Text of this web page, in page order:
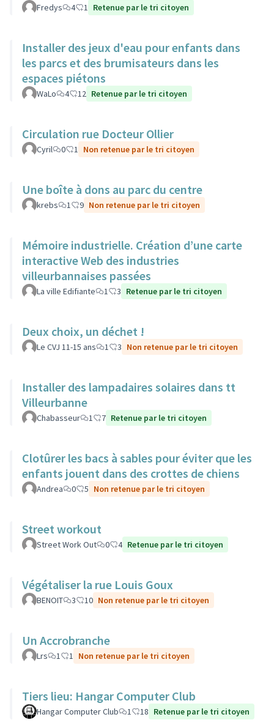
Fredys 4 1 Retenue par le tri citoyen
Installer des jeux d'eau pour enfants dans
les parcs et des brumisateurs dans les
espaces piétons
WaLo 4 12 Retenue par le tri citoyen
Circulation rue Docteur Ollier
Cyril 0 1 Non retenue par le tri citoyen
Une boîte à dons au parc du centre
krebs 1 9 Non retenue par le tri citoyen
Mémoire industrielle. Création d’une carte
interactive Web des industries
villeurbannaises passées
La ville Edifiante 1 3 Retenue par le tri citoyen
Deux choix, un déchet !
Le CVJ 11-15 ans 1 3 Non retenue par le tri citoyen
Installer des lampadaires solaires dans tt
Villeurbanne
Chabasseur 1 7 Retenue par le tri citoyen
Clotûrer les bacs à sables pour éviter que les
enfants jouent dans des crottes de chiens
Andrea 0 5 Non retenue par le tri citoyen
Street workout
Street Work Out 0 4 Retenue par le tri citoyen
Végétaliser la rue Louis Goux
BENOIT 3 10 Non retenue par le tri citoyen
Un Accrobranche
Lrs 1 1 Non retenue par le tri citoyen
Tiers lieu: Hangar Computer Club
Hangar Computer Club 1 18 Retenue par le tri citoyen